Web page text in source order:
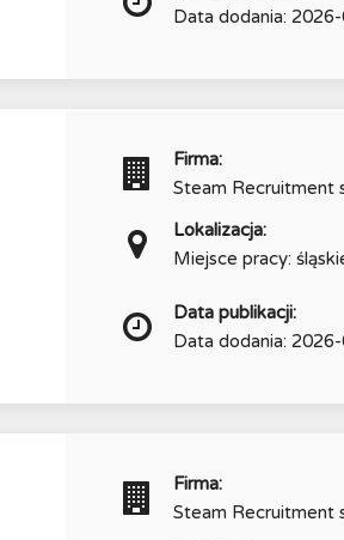
Data dodania:
Firma:
Steam Recruitment
Lokalizacja:
Miejsce pracy:
Data publikacji:
Data dodania:
Firma:
Steam Recruitment